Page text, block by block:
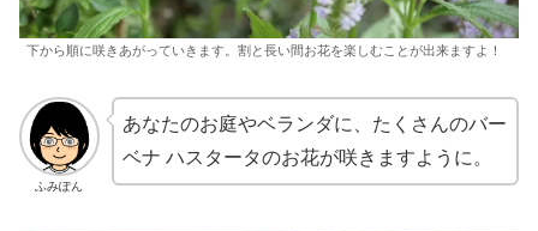
下から順に咲きあがっていきます。割と長い間お花を楽しむことが出来ますよ！
ふみぽん
あなたのお庭やベランダに、たくさんのバー
ベナ ハスタータのお花が咲きますように。